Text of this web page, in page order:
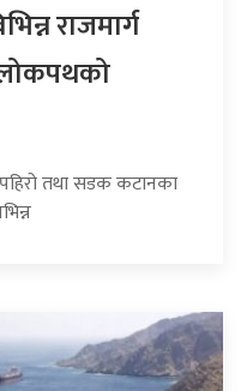
राजमार्ग
तथा सडक कटानका